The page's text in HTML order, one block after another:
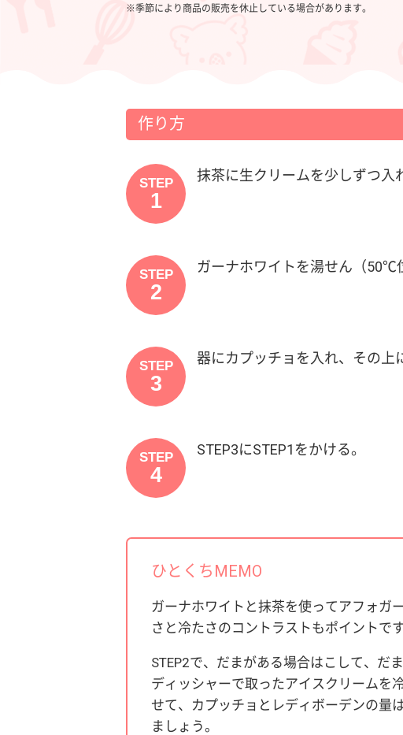
※季節により商品の販売を休止している場合があります。
作り方
STEP
1
抹茶に生クリームを少しずつ入
STEP
2
ガーナホワイトを湯せん（50℃
STEP
3
器にカプッチョを入れ、その上
STEP
4
STEP3にSTEP1をかける。
ひとくちMEMO
ガーナホワイトと抹茶を使ってアフォガ
さと冷たさのコントラストもポイントです
STEP2で、だまがある場合はこして、だ
ディッシャーで取ったアイスクリームを
せて、カプッチョとレディボーデンの量
ましょう。